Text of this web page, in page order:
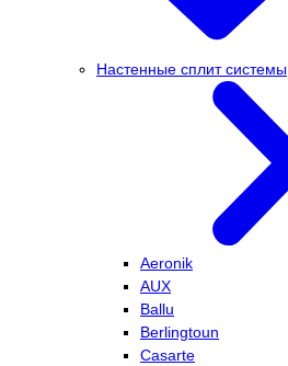
Настенные сплит системы
Aeronik
AUX
Ballu
Berlingtoun
Casarte